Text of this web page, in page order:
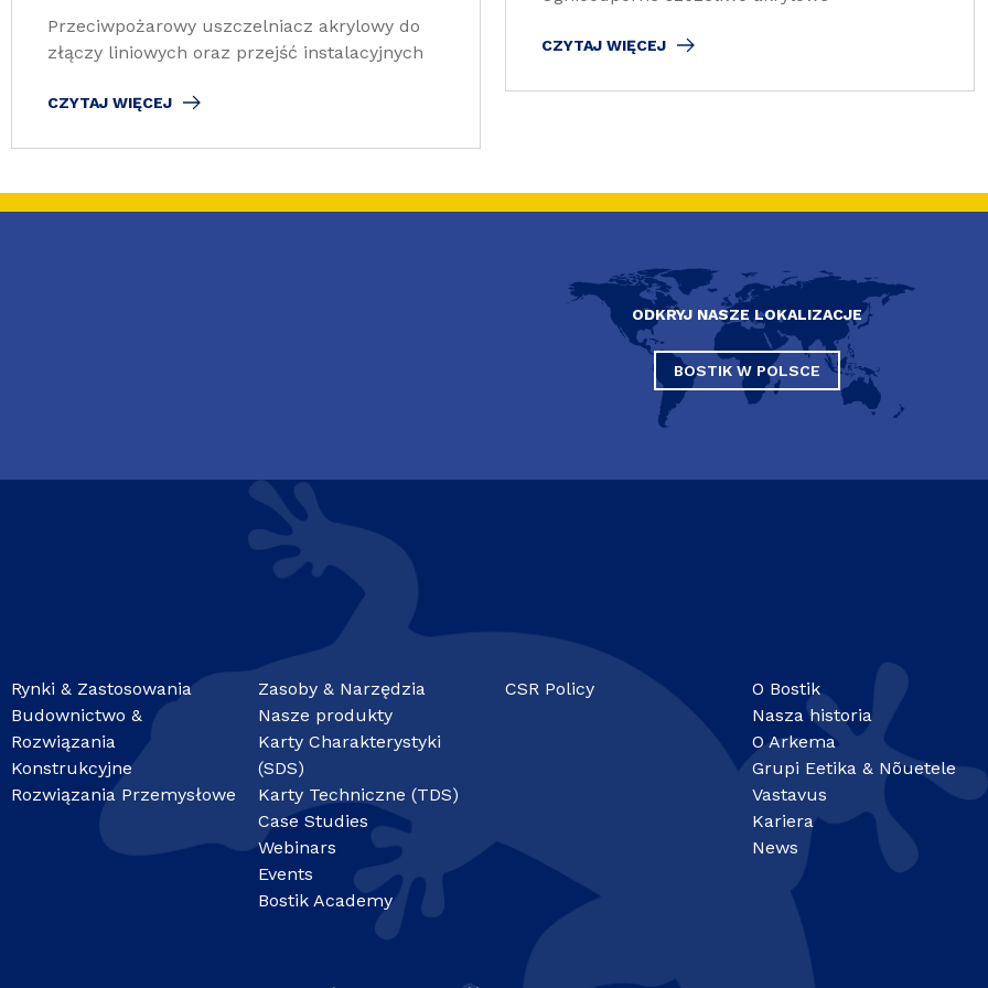
Przeciwpożarowy uszczelniacz akrylowy do
złączy liniowych oraz przejść instalacyjnych
CZYTAJ WIĘCEJ
CZYTAJ WIĘCEJ
ODKRYJ NASZE LOKALIZACJE
BOSTIK W POLSCE
Rynki & Zastosowania
Budownictwo &
Rozwiązania
Konstrukcyjne
Rozwiązania Przemysłowe
Zasoby & Narzędzia
Nasze produkty
Karty Charakterystyki
(SDS)
Karty Techniczne (TDS)
Case Studies
Webinars
Events
Bostik Academy
CSR Policy
O Bostik
Nasza historia
O Arkema
Grupi Eetika & Nõuetele
Vastavus
Kariera
News